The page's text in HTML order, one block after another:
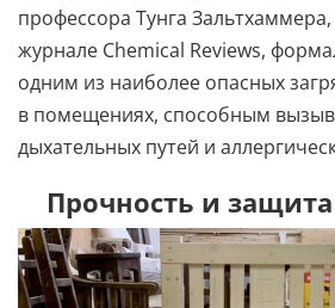
профессора Тунга
журнале Chemical Reviews,
одним из наиболее опасных
в помещениях, способным
дыхательных путей и
Прочность и